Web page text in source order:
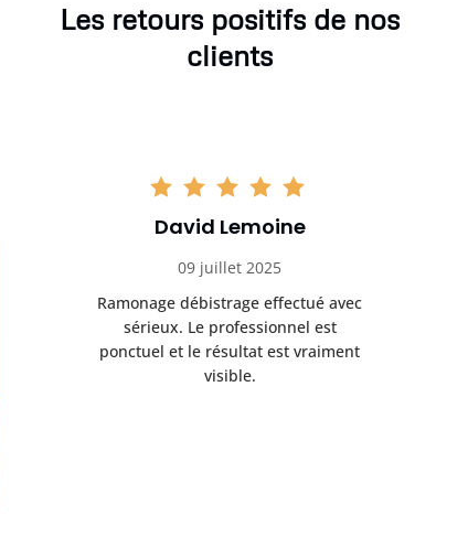
Les retours positifs de nos
clients
David Lemoine
09 juillet 2025
Ramonage débistrage effectué avec
sérieux. Le professionnel est
ponctuel et le résultat est vraiment
visible.